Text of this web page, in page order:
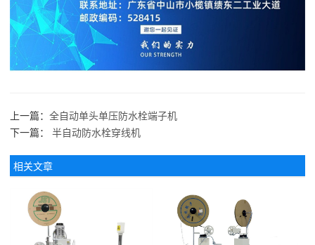
上一篇： 全自动单头单压防水栓端子机
下一篇： 半自动防水栓穿线机
相关文章